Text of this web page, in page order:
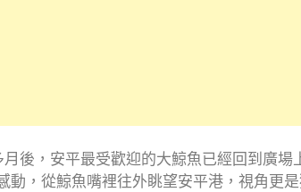
後，安平最受歡迎的大鯨魚已經回到廣場
，從鯨魚嘴裡往外眺望安平港，視角更